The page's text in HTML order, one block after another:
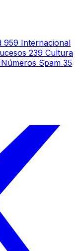
959 Internacional
239 Cultura
Números Spam 35